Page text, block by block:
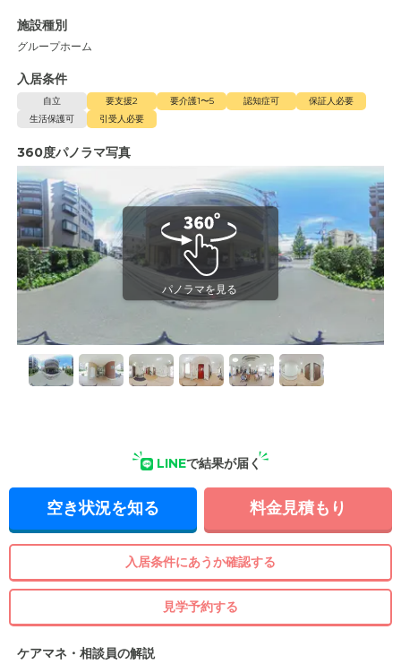
施設種別
グループホーム
入居条件
自立 要支援2 要介護1〜5 認知症可
保証人必要
生活保護可
引受人必要
360度パノラマ写真
LINEで結果が届く
空き状況を知る 料金見積もり
入居条件にあうか確認する
見学予約する
ケアマネ・相談員の解説